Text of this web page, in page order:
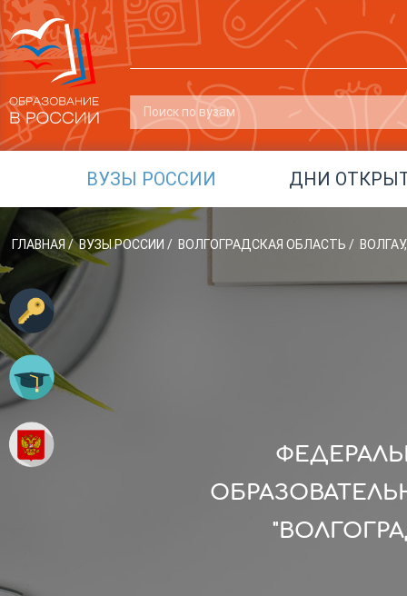
ВУЗЫ РОССИИ ДНИ
ГЛАВНАЯ / ВУЗЫ РОССИИ / ВОЛГОГРАДСКАЯ ОБЛАСТЬ /